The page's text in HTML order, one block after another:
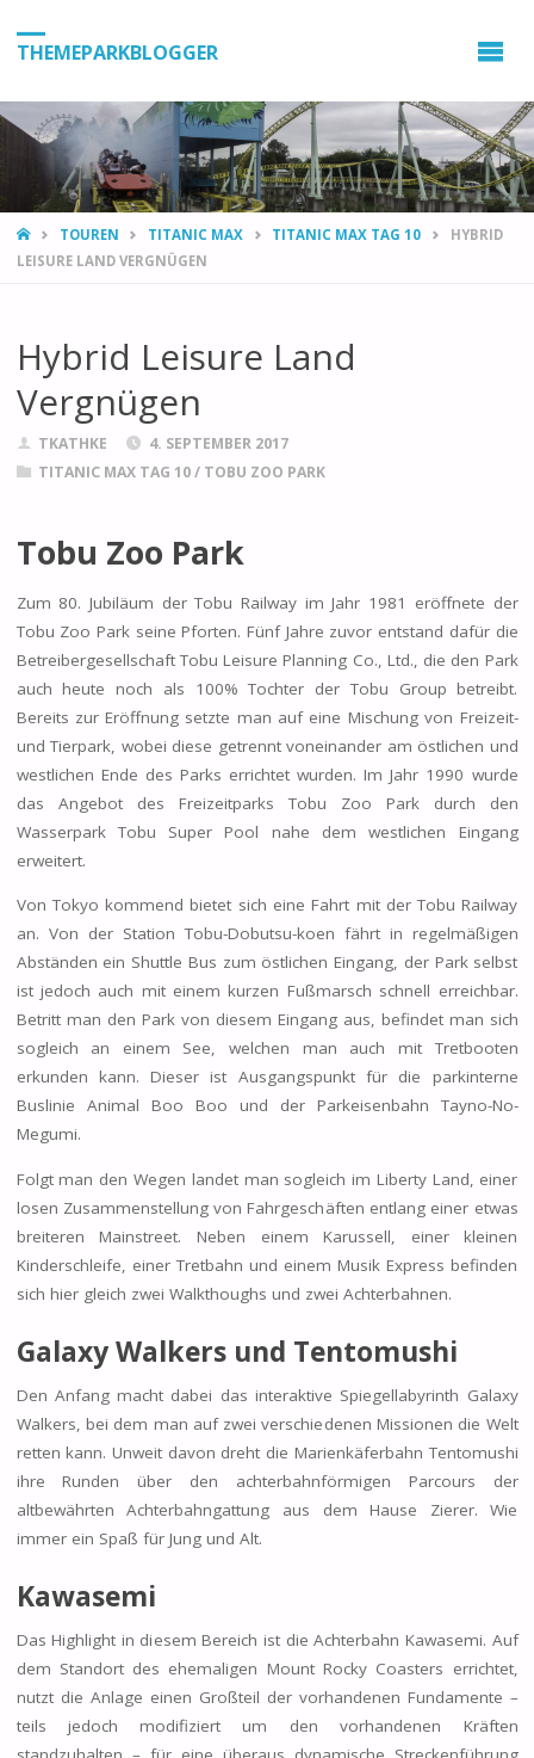
THEMEPARKBLOGGER
HOMETOUREN TITANIC MAX TITANIC MAX TAG 10
HYBRID
LEISURE LAND VERGNÜGEN
Hybrid Leisure Land
Vergnügen
TKATHKE
4. SEPTEMBER 2017
TITANIC MAX TAG 10/ TOBU ZOO PARK
Tobu Zoo Park
Zum 80. Jubiläum der Tobu Railway im Jahr 1981 eröffnete der
Tobu Zoo Park seine Pforten. Fünf Jahre zuvor entstand dafür die
Betreibergesellschaft Tobu Leisure Planning Co., Ltd., die den Park
auch heute noch als 100% Tochter der Tobu Group betreibt.
Bereits zur Eröffnung setzte man auf eine Mischung von Freizeit-
und Tierpark, wobei diese getrennt voneinander am östlichen und
westlichen Ende des Parks errichtet wurden. Im Jahr 1990 wurde
das Angebot des Freizeitparks Tobu Zoo Park durch den
Wasserpark Tobu Super Pool nahe dem westlichen Eingang
erweitert.
Von Tokyo kommend bietet sich eine Fahrt mit der Tobu Railway
an. Von der Station Tobu-Dobutsu-koen fährt in regelmäßigen
Abständen ein Shuttle Bus zum östlichen Eingang, der Park selbst
ist jedoch auch mit einem kurzen Fußmarsch schnell erreichbar.
Betritt man den Park von diesem Eingang aus, befindet man sich
sogleich an einem See, welchen man auch mit Tretbooten
erkunden kann. Dieser ist Ausgangspunkt für die parkinterne
Buslinie Animal Boo Boo und der Parkeisenbahn Tayno-No-
Megumi.
Folgt man den Wegen landet man sogleich im Liberty Land, einer
losen Zusammenstellung von Fahrgeschäften entlang einer etwas
breiteren Mainstreet. Neben einem Karussell, einer kleinen
Kinderschleife, einer Tretbahn und einem Musik Express befinden
sich hier gleich zwei Walkthoughs und zwei Achterbahnen.
Galaxy Walkers und Tentomushi
Den Anfang macht dabei das interaktive Spiegellabyrinth Galaxy
Walkers, bei dem man auf zwei verschiedenen Missionen die Welt
retten kann. Unweit davon dreht die Marienkäferbahn Tentomushi
ihre Runden über den achterbahnförmigen Parcours der
altbewährten Achterbahngattung aus dem Hause Zierer. Wie
immer ein Spaß für Jung und Alt.
Kawasemi
Das Highlight in diesem Bereich ist die Achterbahn Kawasemi. Auf
dem Standort des ehemaligen Mount Rocky Coasters errichtet,
nutzt die Anlage einen Großteil der vorhandenen Fundamente –
teils jedoch modifiziert um den vorhandenen Kräften